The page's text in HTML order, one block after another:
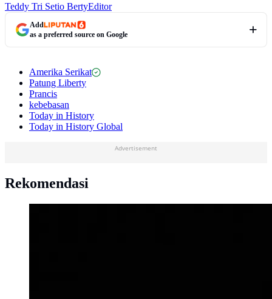
Teddy Tri Setio BertyEditor
Add
as a preferred source on Google
Amerika Serikat
Patung Liberty
Prancis
kebebasan
Today in History
Today in History Global
Advertisement
Rekomendasi